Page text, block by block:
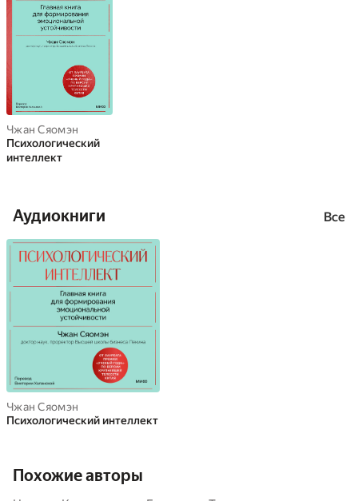
Чжан Сяомэн
Психологический
интеллект
Аудиокниги Все
Чжан Сяомэн
Психологический интеллект
Похожие авторы